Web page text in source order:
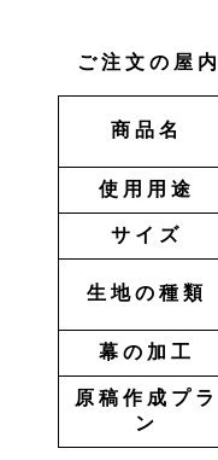
ご注文の屋
商品名
使用用途
サイズ
生地の種類
幕の加工
原稿作成プラ
ン